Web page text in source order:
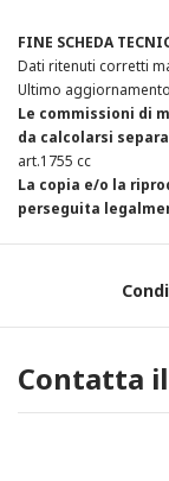
FINE SCHEDA
Dati ritenuti corretti
Ultimo
Le commissioni di
da calcolarsi
art.1755 cc
La copia e/o la
perseguita
Contatta